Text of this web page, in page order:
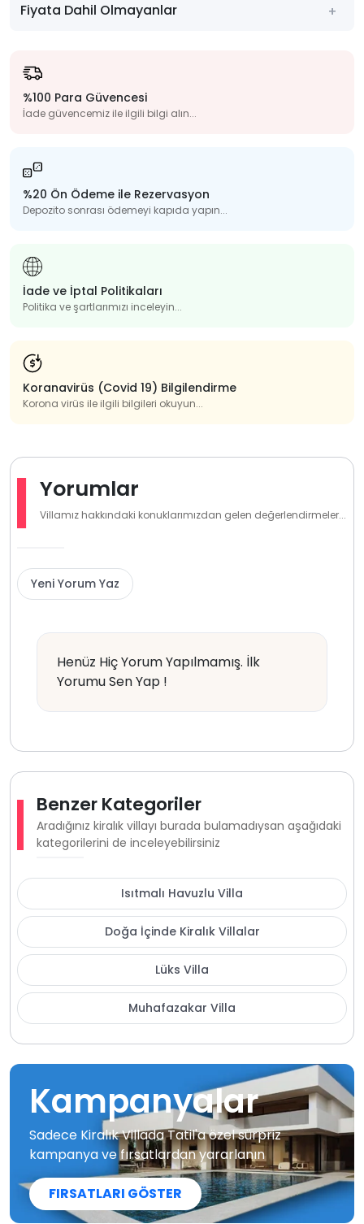
Fiyata Dahil Olmayanlar
%100 Para Güvencesi
İade güvencemiz ile ilgili bilgi alın...
%20 Ön Ödeme ile Rezervasyon
Depozito sonrası ödemeyi kapıda yapın...
İade ve İptal Politikaları
Politika ve şartlarımızı inceleyin...
Koranavirüs (Covid 19) Bilgilendirme
Korona virüs ile ilgili bilgileri okuyun...
Yorumlar
Villamız hakkındaki konuklarımızdan gelen değerlendirmeler...
Yeni Yorum Yaz
Henüz Hiç Yorum Yapılmamış. İlk
Yorumu Sen Yap !
Benzer Kategoriler
Aradığınız kiralık villayı burada bulamadıysan aşağıdaki
kategorilerini de inceleyebilirsiniz
Isıtmalı Havuzlu Villa
Doğa İçinde Kiralık Villalar
Lüks Villa
Muhafazakar Villa
Kampanyalar
Sadece Kiralık Villada Tatil'a özel sürpriz
kampanya ve fırsatlardan yararlanın
FIRSATLARI GÖSTER